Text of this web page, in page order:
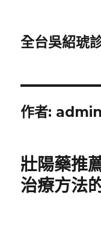
全台吳紹琥
作者: admin
壯陽藥推
治療方法